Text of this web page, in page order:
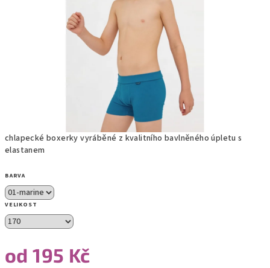
chlapecké boxerky vyráběné z kvalitního bavlněného úpletu s
elastanem
BARVA
VELIKOST
od195 Kč